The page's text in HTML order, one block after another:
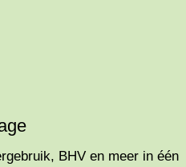
BHV en meer in één